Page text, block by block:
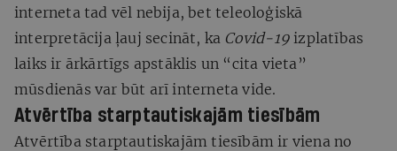
interneta tad vēl nebija, bet teleoloģiskā
interpretācija ļauj secināt, ka Covid-19 izplatības
laiks ir ārkārtīgs apstāklis un “cita vieta”
mūsdienās var būt arī interneta vide.
Atvērtība starptautiskajām tiesībām
Atvērtība starptautiskajām tiesībām ir viena no